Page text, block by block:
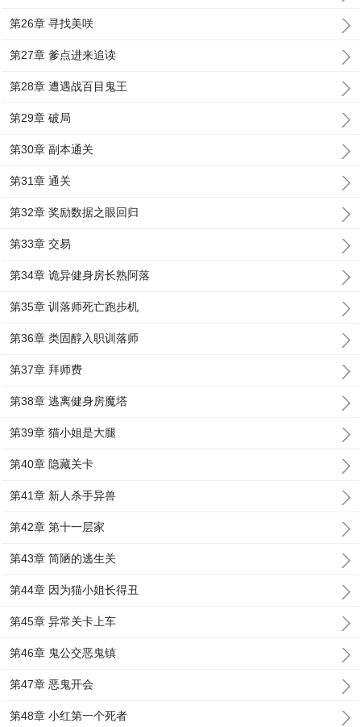
第26章 寻找美咲
第27章 爹点进来追读
第28章 遭遇战百目鬼王
第29章 破局
第30章 副本通关
第31章 通关
第32章 奖励数据之眼回归
第33章 交易
第34章 诡异健身房长熟阿落
第35章 训落师死亡跑步机
第36章 类固醇入职训落师
第37章 拜师费
第38章 逃离健身房魔塔
第39章 猫小姐是大腿
第40章 隐藏关卡
第41章 新人杀手异兽
第42章 第十一层家
第43章 简陋的逃生关
第44章 因为猫小姐长得丑
第45章 异常关卡上车
第46章 鬼公交恶鬼镇
第47章 恶鬼开会
第48章 小红第一个死者